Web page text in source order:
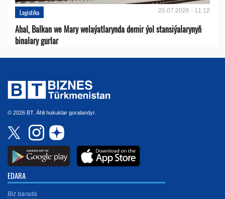
Logistika 25.07.2026 - 11:12
Ahal, Balkan we Mary welaýatlarynda demir ýol stansiýalarynyň
binalary gurlar
© 2026 BT. Ähli hukuklar goralandyr.
EDARA
Biz barada